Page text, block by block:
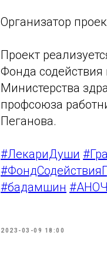
Организатор
Проект
Фонда содействия
Министерства
профсоюза
Пеганова.
#ЛекариДуши
#бадамшин
2023-03-09 18:00